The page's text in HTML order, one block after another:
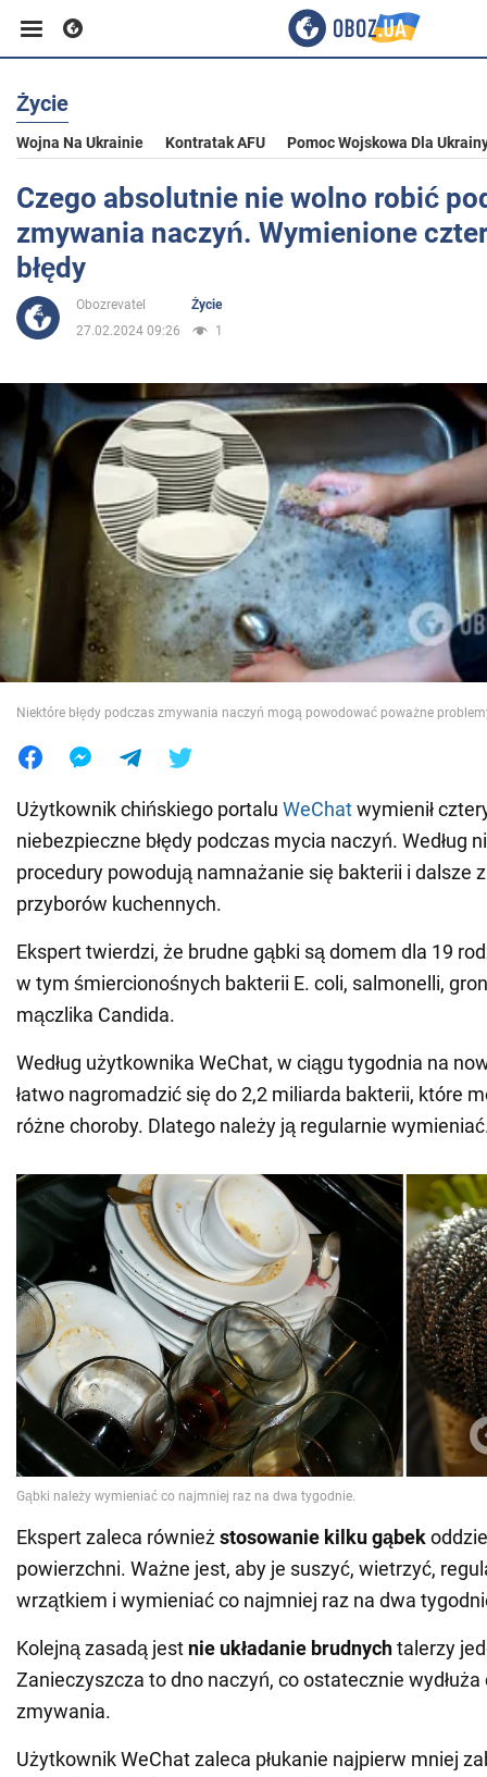
Biznes
Sport
Rozrywka
Życie
Polityka
Społeczeństwo
Wojna na Ukrainie
Świat
Jedzenie
Życie
Wojna Na Ukrainie Kontratak AFU Pomoc Wojskowa Dla
Czego absolutnie nie wolno robić
zmywania naczyń. Wymienione
błędy
Obozrevatel
Życie
27.02.2024 09:26
1
Niektóre błędy podczas zmywania naczyń mogą powodować poważne
Użytkownik chińskiego portalu WeChatwymienił
niebezpieczne błędy podczas mycia naczyń. Według
procedury powodują namnażanie się bakterii i dalsze
przyborów kuchennych.
Ekspert twierdzi, że brudne gąbki są domem dla 19
w tym śmiercionośnych bakterii E. coli, salmonelli,
mączlika Candida.
Według użytkownika WeChat, w ciągu tygodnia na
łatwo nagromadzić się do 2,2 miliarda bakterii, które
różne choroby. Dlatego należy ją regularnie
Ekspert zaleca również stosowanie kilku gąbek
powierzchni. Ważne jest, aby je suszyć, wietrzyć,
wrzątkiem i wymieniać co najmniej raz na dwa
Kolejną zasadą jest nie układanie brudnychtalerzy
Zanieczyszcza to dno naczyń, co ostatecznie wydłuża
zmywania.
Użytkownik WeChat zaleca płukanie najpierw mniej